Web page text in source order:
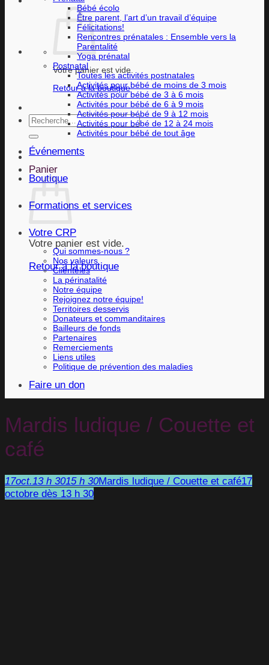
Votre panier est vide.
Retour à la boutique
Recherche
pour :
Panier
Votre panier est vide.
Retour à la boutique
Bébé écolo
Être parent, l’art d’un travail d’équipe
Félicitations!
Rencontres prénatales : Ensemble vers la
Parentalité
Yoga prénatal
Postnatal
Toutes les activités postnatales
Activités pour bébé de moins de 3 mois
Activités pour bébé de 3 à 6 mois
Activités pour bébé de 6 à 9 mois
Activités pour bébé de 9 à 12 mois
Activités pour bébé de 12 à 24 mois
Activités pour bébé de tout âge
Événements
Boutique
Formations et services
Votre CRP
Qui sommes-nous ?
Nos valeurs
Clientèles
La périnatalité
Notre équipe
Rejoignez notre équipe!
Territoires desservis
Donateurs et commanditaires
Bailleurs de fonds
Partenaires
Remerciements
Liens utiles
Politique de prévention des maladies
Faire un don
Mardis ludique / Couette et
café
17oct.13 h 3015 h 30Mardis ludique / Couette et café17
octobre dès 13 h 30